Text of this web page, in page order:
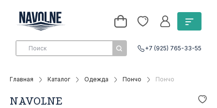
+7 (925) 765-33-55
Главная Каталог Одежда Пончо Пончо
NAVOLNE